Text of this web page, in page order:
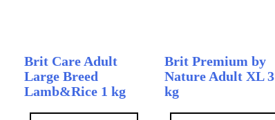
Brit Care Adult
Large Breed
Lamb&Rice 1 kg
Brit Premium by
Nature Adult XL 3
kg